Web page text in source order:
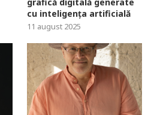
cu inteligența artificială
11 august 2025